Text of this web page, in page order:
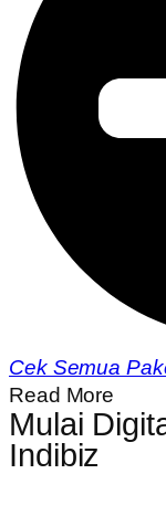
Cek Semua
Read More
Mulai
Indibiz